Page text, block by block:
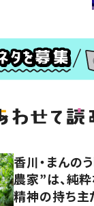
香川・まんの
農家”は、純
精神の持ち主